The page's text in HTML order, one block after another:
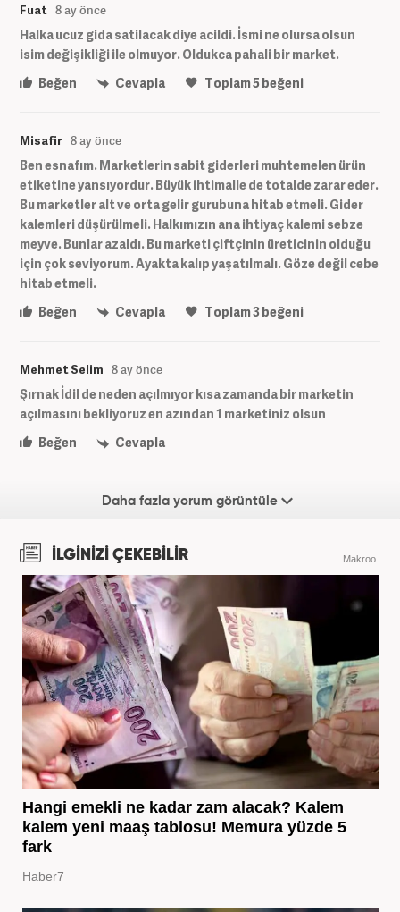
Fuat 8 ay önce
Halka ucuz gida satilacak diye acildi. İsmi ne olursa olsun
isim değişikliği ile olmuyor. Oldukca pahali bir market.
Beğen
Cevapla Toplam5beğeni
Misafir 8 ay önce
Ben esnafım. Marketlerin sabit giderleri muhtemelen ürün
etiketine yansıyordur. Büyük ihtimalle de totalde zarar eder.
Bu marketler alt ve orta gelir gurubuna hitab etmeli. Gider
kalemleri düşürülmeli. Halkımızın ana ihtiyaç kalemi sebze
meyve. Bunlar azaldı. Bu marketi çiftçinin üreticinin olduğu
için çok seviyorum. Ayakta kalıp yaşatılmalı. Göze değil cebe
hitab etmeli.
Beğen
Cevapla Toplam3beğeni
Mehmet Selim 8 ay önce
Şırnak İdil de neden açılmıyor kısa zamanda bir marketin
açılmasını bekliyoruz en azından 1 marketiniz olsun
Beğen
Cevapla
Daha fazla yorum görüntüle
İLGİNİZİ ÇEKEBİLİR Makroo
Hangi emekli ne kadar zam alacak? Kalem
kalem yeni maaş tablosu! Memura yüzde 5
fark
Haber7